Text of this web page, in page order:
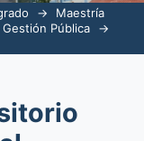
→
Maestría
Gestión Pública
→